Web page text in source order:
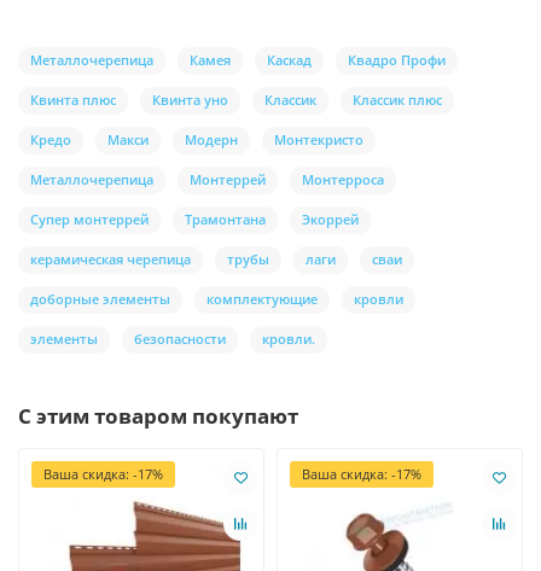
Металлочерепица Камея Каскад Квадро Профи
Квинта плюс Квинта уно Классик Классик плюс
Кредо Макси Модерн Монтекристо
Металлочерепица Монтеррей Монтерроса
Супер монтеррей Трамонтана Экоррей
керамическая черепица трубы лаги сваи
доборные элементы комплектующие кровли
элементы безопасности кровли.
С этим товаром покупают
Ваша скидка: -17% Ваша скидка: -17%